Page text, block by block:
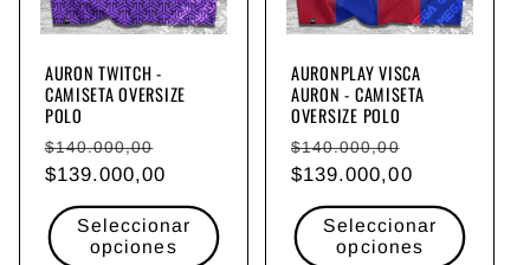
AURON TWITCH -
CAMISETA OVERSIZE
POLO
Precio
habitual
$140.000,00
oferta
$139.000,00
Seleccionar
opciones
AURONPLAY VISCA
AURON - CAMISETA
OVERSIZE POLO
Precio
habitual
$140.000,00
oferta
$139.000,00
Seleccionar
opciones